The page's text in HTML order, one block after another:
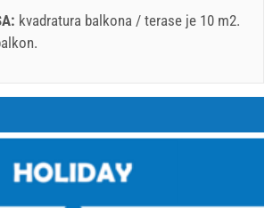
kvadratura balkona / terase je 10 m2.
.
: Prices 2026 EUR
4. jul. 2026
28. avg. 2026
29. avg. 2026
11. sep. 2026
12. sep.
ozadjem so rezervirani
august 2026
MO TU WE TH FR
1
(*) so obvezna!